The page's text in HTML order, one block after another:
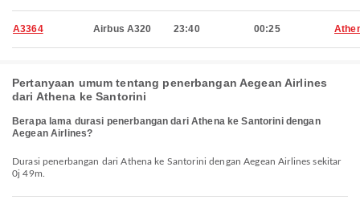
A3364 Airbus A320 23:40 00:25
Pertanyaan umum tentang penerbangan Aegean Airlines
dari Athena ke Santorini
Berapa lama durasi penerbangan dari Athena ke Santorini dengan
Aegean Airlines?
Durasi penerbangan dari Athena ke Santorini dengan Aegean Airlines sekitar
0j 49m.